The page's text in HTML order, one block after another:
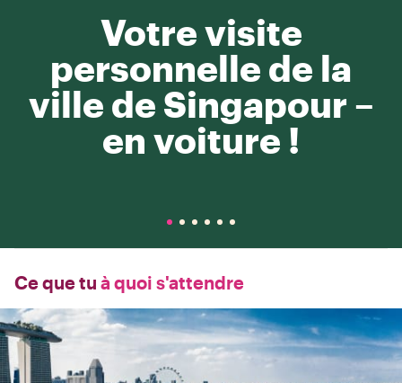
Votre visite
personnelle de la
ville de Singapour –
en voiture !
Ce que tu à quoi s'attendre